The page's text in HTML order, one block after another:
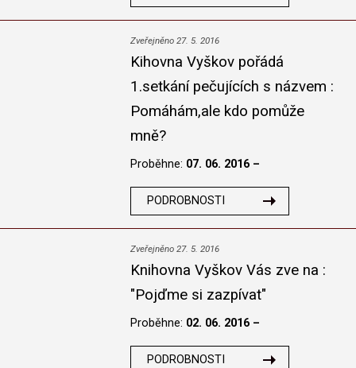
Zveřejněno 27. 5. 2016
Kihovna Vyškov pořádá
1.setkání pečujících s názvem :
Pomáhám,ale kdo pomůže
mně?
Proběhne: 07. 06. 2016 –
PODROBNOSTI
Zveřejněno 27. 5. 2016
Knihovna Vyškov Vás zve na :
"Pojďme si zazpívat"
Proběhne: 02. 06. 2016 –
PODROBNOSTI